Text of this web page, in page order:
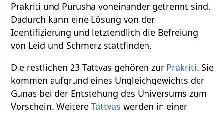
Prakriti und Purusha voneinander getrennt sind.
Dadurch kann eine Lösung von der
Identifizierung und letztendlich die Befreiung
von Leid und Schmerz stattfinden.
Die restlichen 23 Tattvas gehören zur Prakriti. Sie
kommen aufgrund eines Ungleichgewichts der
Gunas bei der Entstehung des Universums zum
Vorschein. WeitereTattvas werden in einer